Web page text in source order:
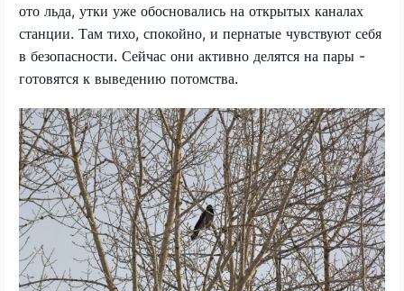
ото льда, утки уже обосновались на открытых каналах
станции. Там тихо, спокойно, и пернатые чувствуют себя
в безопасности. Сейчас они активно делятся на пары -
готовятся к выведению потомства.